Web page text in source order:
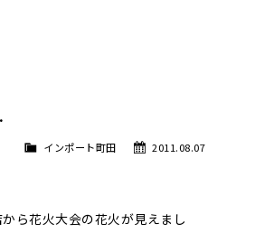
2011.08.07
インポート町田
ら花火大会の花火が見えまし